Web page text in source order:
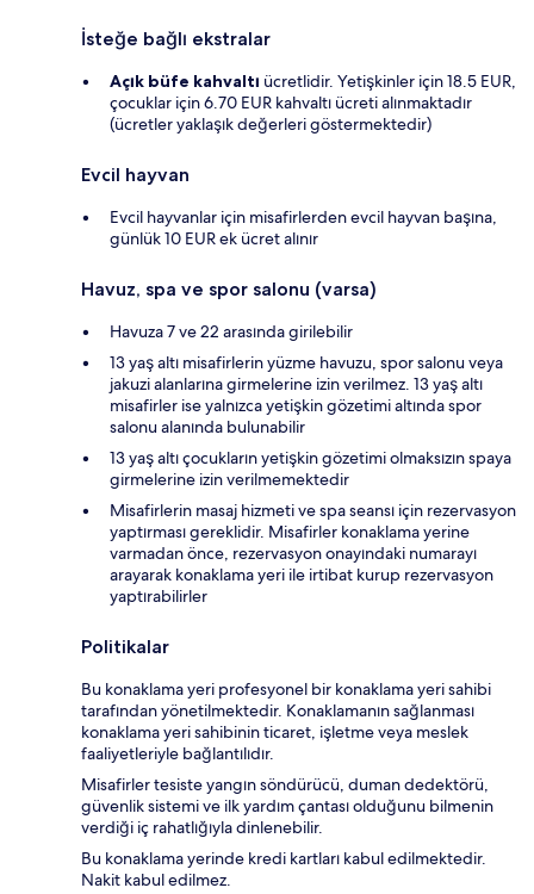
İsteğe bağlı ekstralar
Açık büfe kahvaltı ücretlidir. Yetişkinler için 18.5 EUR,
çocuklar için 6.70 EUR kahvaltı ücreti alınmaktadır
(ücretler yaklaşık değerleri göstermektedir)
Evcil hayvan
Evcil hayvanlar için misafirlerden evcil hayvan başına,
günlük 10 EUR ek ücret alınır
Havuz, spa ve spor salonu (varsa)
Havuza 7 ve 22 arasında girilebilir
13 yaş altı misafirlerin yüzme havuzu, spor salonu veya
jakuzi alanlarına girmelerine izin verilmez. 13 yaş altı
misafirler ise yalnızca yetişkin gözetimi altında spor
salonu alanında bulunabilir
13 yaş altı çocukların yetişkin gözetimi olmaksızın spaya
girmelerine izin verilmemektedir
Misafirlerin masaj hizmeti ve spa seansı için rezervasyon
yaptırması gereklidir. Misafirler konaklama yerine
varmadan önce, rezervasyon onayındaki numarayı
arayarak konaklama yeri ile irtibat kurup rezervasyon
yaptırabilirler
Politikalar
Bu konaklama yeri profesyonel bir konaklama yeri sahibi
tarafından yönetilmektedir. Konaklamanın sağlanması
konaklama yeri sahibinin ticaret, işletme veya meslek
faaliyetleriyle bağlantılıdır.
Misafirler tesiste yangın söndürücü, duman dedektörü,
güvenlik sistemi ve ilk yardım çantası olduğunu bilmenin
verdiği iç rahatlığıyla dinlenebilir.
Bu konaklama yerinde kredi kartları kabul edilmektedir.
Nakit kabul edilmez.